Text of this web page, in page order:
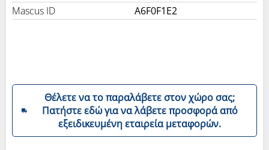
Mascus ID
A6F0F1E2
Θέλετε να το παραλάβετε στον χώρο σας;
Πατήστε εδώ για να λάβετε προσφορά από
εξειδικευμένη εταιρεία μεταφορών.